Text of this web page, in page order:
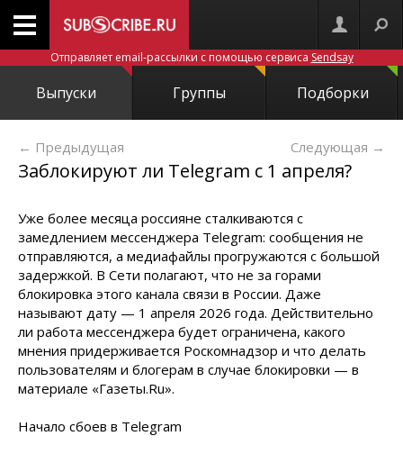
Отправляет email-рассылки с помощью сервиса Sendsay
Выпуски Группы Подборки
← Предыдущая Следующая →
Заблокируют ли Telegram с 1 апреля?
Уже более месяца россияне сталкиваются с
замедлением мессенджера Telegram: сообщения не
отправляются, а медиафайлы прогружаются с большой
задержкой. В Сети полагают, что не за горами
блокировка этого канала связи в России. Даже
называют дату — 1 апреля 2026 года. Действительно
ли работа мессенджера будет ограничена, какого
мнения придерживается Роскомнадзор и что делать
пользователям и блогерам в случае блокировки — в
материале «Газеты.Ru».
Начало сбоев в Telegram